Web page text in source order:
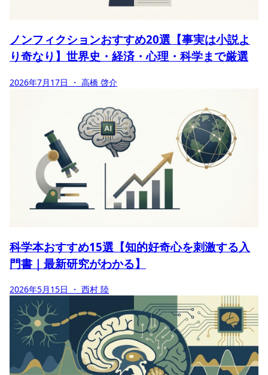
ノンフィクションおすすめ20選【事実は小説よ
り奇なり】世界史・経済・心理・科学まで厳選
2026年7月17日 ・ 高橋 啓介
科学本おすすめ15選【知的好奇心を刺激する入
門書｜最新研究がわかる】
2026年5月15日 ・ 西村 陸